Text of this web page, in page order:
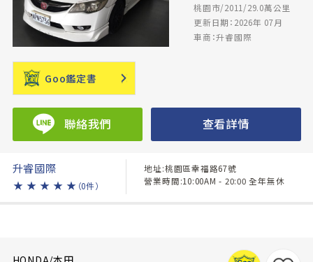
桃園市/2011/29.0萬公里
更新日期：2026年 07月
車商：升睿國際
Goo鑑定書
聯絡我們 查看詳情
升睿國際
★ ★ ★ ★ ★ （0件）
地址:桃園區幸福路67號
營業時間:10:00AM - 20:00 全年無休